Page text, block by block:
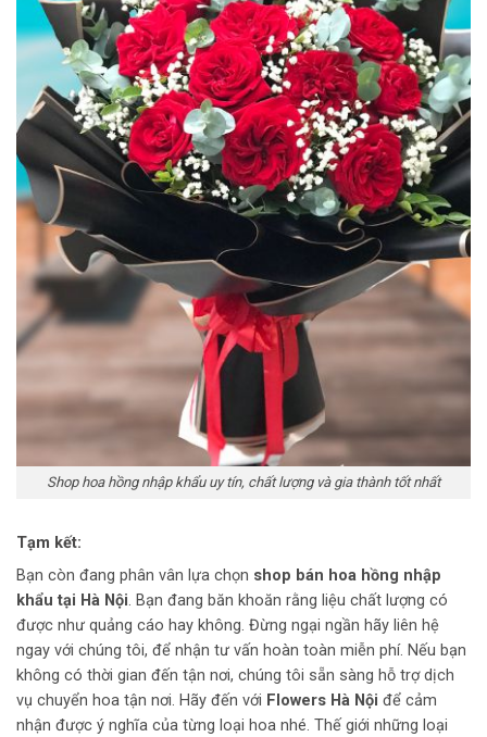
Shop hoa hồng nhập khẩu uy tín, chất lượng và gia thành tốt nhất
Tạm kết:
Bạn còn đang phân vân lựa chọn shop bán hoa hồng nhập
khẩu tại Hà Nội. Bạn đang băn khoăn rằng liệu chất lượng có
được như quảng cáo hay không. Đừng ngại ngần hãy liên hệ
ngay với chúng tôi, để nhận tư vấn hoàn toàn miễn phí. Nếu bạn
không có thời gian đến tận nơi, chúng tôi sẵn sàng hỗ trợ dịch
vụ chuyển hoa tận nơi. Hãy đến với Flowers Hà Nội để cảm
nhận được ý nghĩa của từng loại hoa nhé. Thế giới những loại